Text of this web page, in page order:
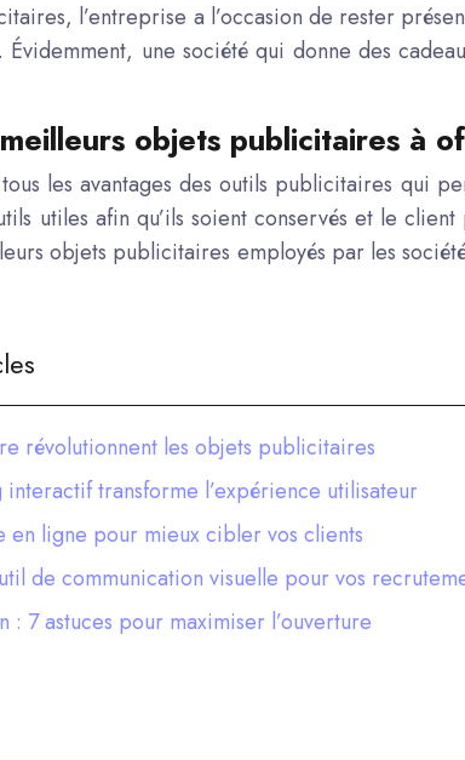
, l’entreprise a l’occasion de rester
une société qui donne des
objets publicitaires à
les avantages des outils publicitaires qui
utiles afin qu’ils soient conservés et le
objets publicitaires employés par les
révolutionnent les objets publicitaires
transforme l’expérience utilisateur
en ligne pour mieux cibler vos clients
de communication visuelle pour vos
7 astuces pour maximiser l’ouverture